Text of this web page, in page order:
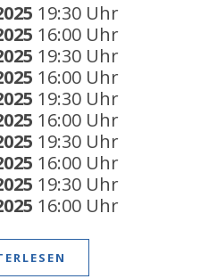
19:30 Uhr
16:00 Uhr
19:30 Uhr
16:00 Uhr
19:30 Uhr
16:00 Uhr
19:30 Uhr
16:00 Uhr
19:30 Uhr
16:00 Uhr